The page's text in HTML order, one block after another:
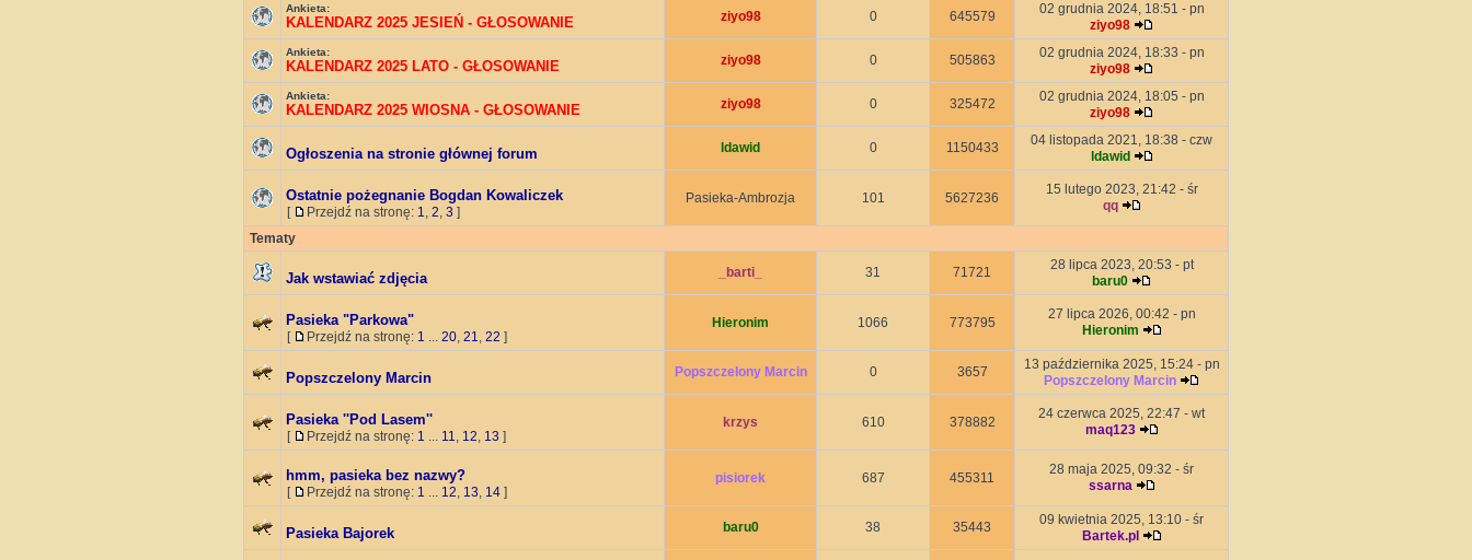
Ankieta:
KALENDARZ 2025 JESIEŃ - GŁOSOWANIE ziyo98 0 645579
02 grudnia 2024, 18:51 - pn
ziyo98
Ankieta:
KALENDARZ 2025 LATO - GŁOSOWANIE ziyo98 0 505863
02 grudnia 2024, 18:33 - pn
ziyo98
Ankieta:
KALENDARZ 2025 WIOSNA - GŁOSOWANIE ziyo98 0 325472
02 grudnia 2024, 18:05 - pn
ziyo98
Ogłoszenia na stronie głównej forum ldawid 0 1150433
04 listopada 2021, 18:38 - czw
ldawid
Ostatnie pożegnanie Bogdan Kowaliczek
[ Przejdź na stronę: 1, 2, 3 ]
Pasieka-Ambrozja 101 5627236
15 lutego 2023, 21:42 - śr
qq
Tematy
Jak wstawiać zdjęcia _barti_ 31 71721
28 lipca 2023, 20:53 - pt
baru0
Pasieka "Parkowa"
[ Przejdź na stronę: 1 ... 20, 21, 22 ]
Hieronim 1066 773795
27 lipca 2026, 00:42 - pn
Hieronim
Popszczelony Marcin Popszczelony Marcin 0 3657
13 października 2025, 15:24 - pn
Popszczelony Marcin
Pasieka ''Pod Lasem''
[ Przejdź na stronę: 1 ... 11, 12, 13 ]
krzys 610 378882
24 czerwca 2025, 22:47 - wt
maq123
hmm, pasieka bez nazwy?
[ Przejdź na stronę: 1 ... 12, 13, 14 ]
pisiorek 687 455311
28 maja 2025, 09:32 - śr
ssarna
Pasieka Bajorek baru0 38 35443
09 kwietnia 2025, 13:10 - śr
Bartek.pl